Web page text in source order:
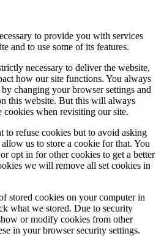
to provide you with services
and to use some of its features.
necessary to deliver the website,
how our site functions. You always
changing your browser settings and
this website. But this will always
cookies when revisiting our site.
to refuse cookies but to avoid asking
us to store a cookie for that. You
opt in for other cookies to get a better
we will remove all set cookies in
stored cookies on your computer in
what we stored. Due to security
or modify cookies from other
in your browser security settings.